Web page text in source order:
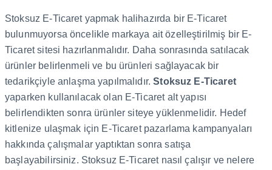
Stoksuz E-Ticaret yapmak halihazırda bir E-Ticaret
bulunmuyorsa öncelikle markaya ait özelleştirilmiş bir E-
Ticaret sitesi hazırlanmalıdır. Daha sonrasında satılacak
ürünler belirlenmeli ve bu ürünleri sağlayacak bir
tedarikçiyle anlaşma yapılmalıdır.Stoksuz E-Ticaret
yaparken kullanılacak olan E-Ticaret alt yapısı
belirlendikten sonra ürünler siteye yüklenmelidir. Hedef
kitlenize ulaşmak için E-Ticaret pazarlama kampanyaları
hakkında çalışmalar yaptıktan sonra satışa
başlayabilirsiniz. Stoksuz E-Ticaret nasıl çalışır ve nelere